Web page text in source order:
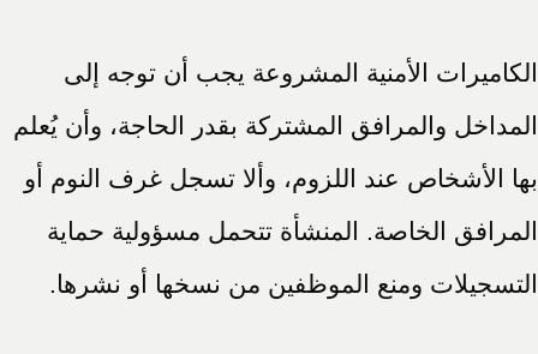
الكاميرات الأمنية المشروعة يجب أن توجه إلى
المداخل والمرافق المشتركة بقدر الحاجة، وأن يُعلم
بها الأشخاص عند اللزوم، وألا تسجل غرف النوم أو
المرافق الخاصة. المنشأة تتحمل مسؤولية حماية
التسجيلات ومنع الموظفين من نسخها أو نشرها.